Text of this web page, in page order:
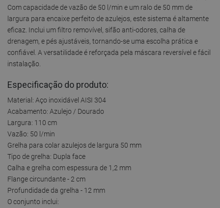
Com capacidade de vazão de 50 l/min e um ralo de 50 mm de
largura para encaixe perfeito de azulejos, este sistema é altamente
eficaz. Inclui um filtro removível, sifão anti-odores, calha de
drenagem, e pés ajustáveis, tornando-se uma escolha prática e
confiável. A versatilidade é reforçada pela máscara reversível e fácil
instalação.
Especificação do produto:
Material: Aço inoxidável AISI 304
Acabamento: Azulejo / Dourado
Largura: 110 cm
Vazão: 50 l/min
Grelha para colar azulejos de largura 50 mm
Tipo de grelha: Dupla face
Calha e grelha com espessura de 1,2 mm
Flange circundante - 2 cm
Profundidade da grelha - 12 mm
O conjunto inclui: